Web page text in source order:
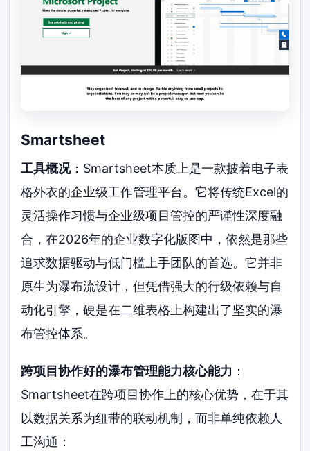
Smartsheet
工具概况：Smartsheet本质上是一款披着电子表
格外衣的企业级工作管理平台。它将传统Excel的
灵活操作习惯与企业级项目管控的严谨性深度融
合，在2026年的企业数字化版图中，依然是那些
追求数据驱动与低门槛上手团队的首选。它并非
原生为瀑布流设计，但凭借强大的行级依赖与自
动化引擎，硬是在二维表格上构建出了坚实的瀑
布管控体系。
跨项目协作好的瀑布管理能力核心能力 ：
Smartsheet在跨项目协作上的核心优势，在于其
以数据关系为纽带的联动机制，而非单纯依赖人
工沟通：